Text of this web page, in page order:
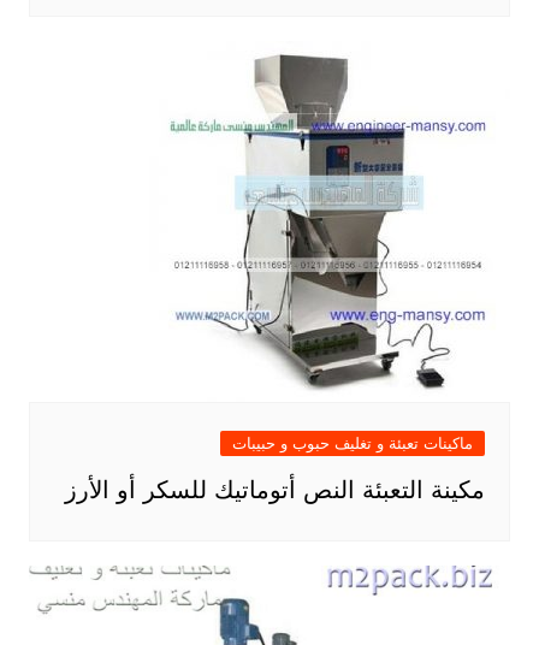
ماكينات تعبئة و تغليف حبوب و حبيبات
مكينة التعبئة النص أتوماتيك للسكر أو الأرز